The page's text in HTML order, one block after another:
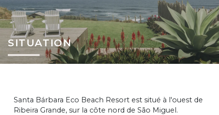
SITUATION
Santa Bárbara Eco Beach Resort est situé à l'ouest de
Ribeira Grande, sur la côte nord de São Miguel.